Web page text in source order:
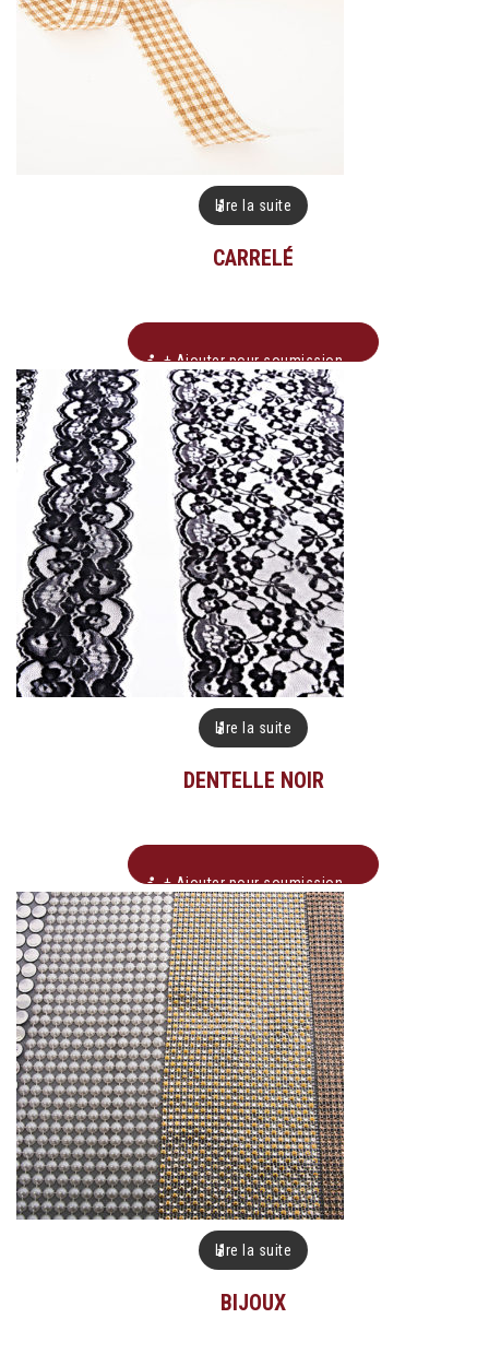
Lire la suite
CARRELÉ
+ Ajouter pour soumission
Lire la suite
DENTELLE NOIR
+ Ajouter pour soumission
Lire la suite
BIJOUX